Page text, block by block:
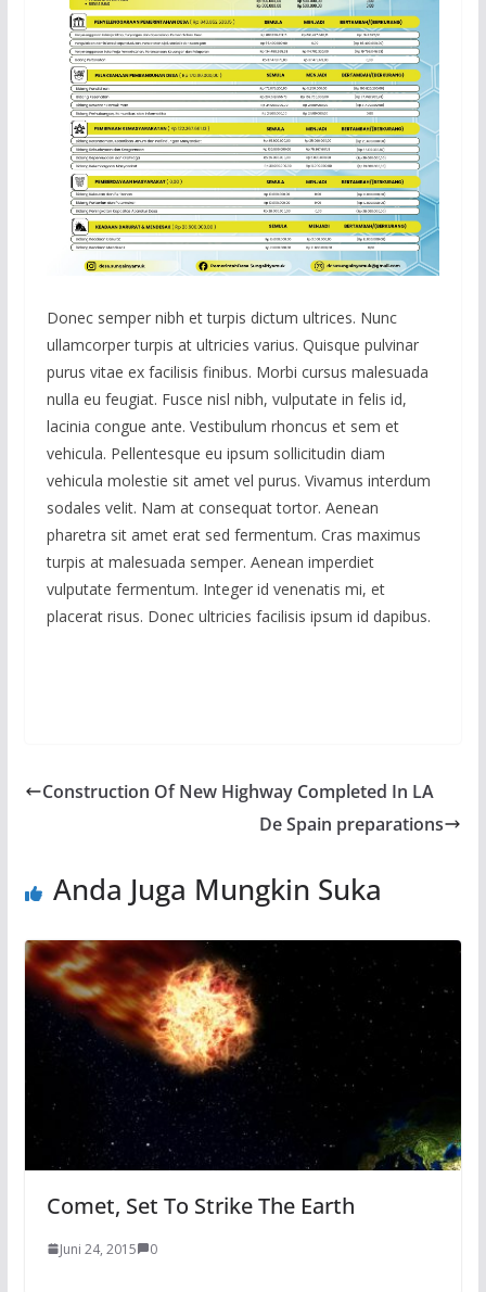
Donec semper nibh et turpis dictum ultrices. Nunc
ullamcorper turpis at ultricies varius. Quisque pulvinar
purus vitae ex facilisis finibus. Morbi cursus malesuada
nulla eu feugiat. Fusce nisl nibh, vulputate in felis id,
lacinia congue ante. Vestibulum rhoncus et sem et
vehicula. Pellentesque eu ipsum sollicitudin diam
vehicula molestie sit amet vel purus. Vivamus interdum
sodales velit. Nam at consequat tortor. Aenean
pharetra sit amet erat sed fermentum. Cras maximus
turpis at malesuada semper. Aenean imperdiet
vulputate fermentum. Integer id venenatis mi, et
placerat risus. Donec ultricies facilisis ipsum id dapibus.
Construction Of New Highway Completed In LA
De Spain preparations
Anda Juga Mungkin Suka
Comet, Set To Strike The Earth
Juni 24, 2015 0